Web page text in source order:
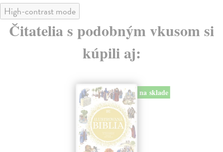
High-contrast mode
Čitatelia s podobným vkusom si
kúpili aj:
na sklade